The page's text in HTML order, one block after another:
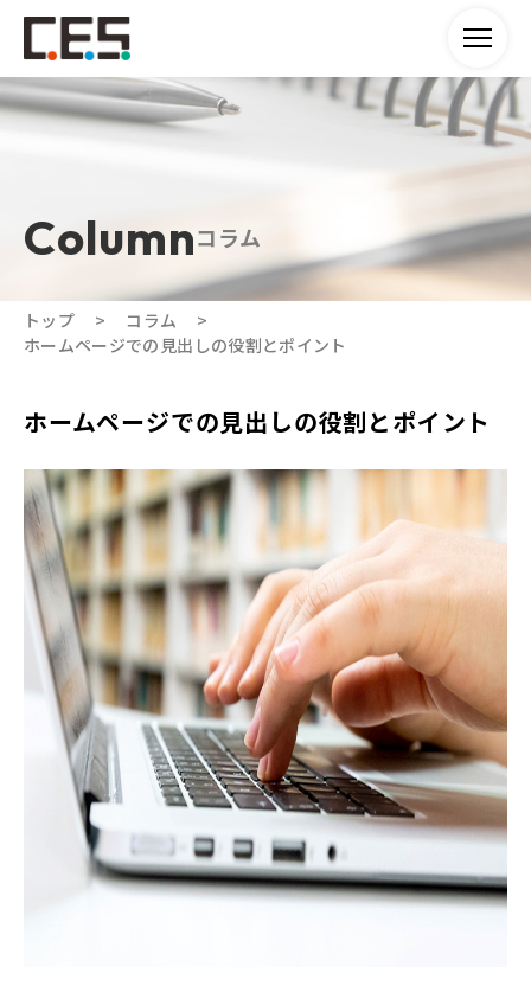
コラム
トップ
コラム
ホームページでの見出しの役割とポイント
ホームページでの見出しの役割とポイント